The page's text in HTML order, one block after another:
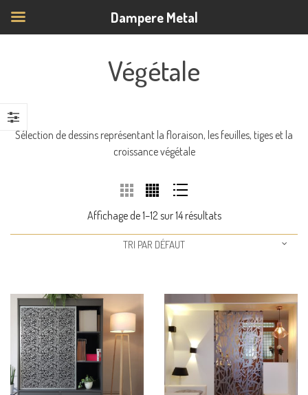
Végétale
Sélection de dessins représentant la floraison, les feuilles, tiges et la
croissance végétale
Affichage de 1–12 sur 14 résultats
TRI PAR DÉFAUT
Dampere Metal